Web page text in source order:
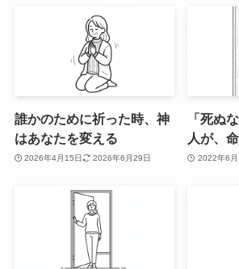
誰かのために祈った時、神
はあなたを変える
2026年4月15日 2026年6月29日
「死ぬ
人が、
2022年6月